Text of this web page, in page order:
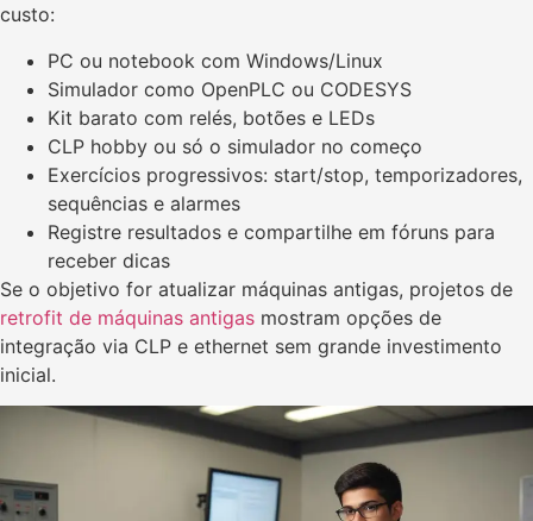
custo:
PC ou notebook com Windows/Linux
Simulador como OpenPLC ou CODESYS
Kit barato com relés, botões e LEDs
CLP hobby ou só o simulador no começo
Exercícios progressivos: start/stop, temporizadores,
sequências e alarmes
Registre resultados e compartilhe em fóruns para
receber dicas
Se o objetivo for atualizar máquinas antigas, projetos de
retrofit de máquinas antigas mostram opções de
integração via CLP e ethernet sem grande investimento
inicial.